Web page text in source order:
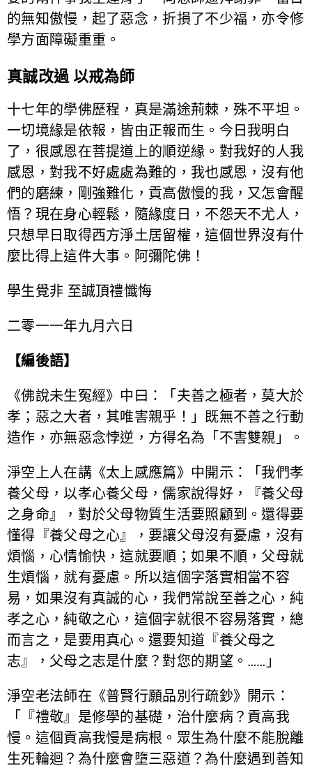
的無知傲慢，起了惡念，折損了不少福，亦令修
學方面障礙重重。
真誠改過 以戒為師
十七年的學佛歷程，真是滿途荊棘，殊不平坦。
一切境緣是依報，皆由正報而生。今日我明白
了，很感恩在菩提道上的順逆緣。對我好的人我
感恩，對我不好處處為難的，我也感恩，沒有他
們的磨練，剛強難化，貢高傲慢的我，又怎會醒
悟？現在身心輕鬆，隨緣度日，不怨天不尤人，
只想早日取得西方淨土居留權，這個世界沒有什
麼比得上這件大事。阿彌陀佛！
學生覺非 至誠頂禮懺悔
二零一一年九月六日
【編後語】
《佛說未生冤經》中曰：「夫善之極者，莫大於
孝；惡之大者，其唯害親乎！」既無不善之行動
造作，亦無惡念悖逆，方得名為「不害雙親」。
淨空上人在講《太上感應篇》中開示：「我們孝
養父母，以孝心養父母，儒家說得好，『養父母
之身命』，對於父母物質生活要照顧到。還得要
懂得『養父母之心』，要讓父母沒有憂慮，沒有
煩惱，心情愉快，這就要順；如果不順，父母就
生煩惱，就有憂慮。所以這個字落實相當不容
易，如果沒有真誠的心，我們常說至善之心，純
孝之心，純敬之心，這個字就很不容易落實，總
而言之，是要用真心。還要知道『養父母之
志』，父母之志是什麼？對您的期望。……」
淨空老法師在《普賢行願品別行疏鈔》開示：
「『禮敬』是修學的基礎，治什麼病？貢高我
慢。這個貢高我慢是病根。眾生為什麼不能脫離
生死輪迴？為什麼會墮三惡道？為什麼遇到善知